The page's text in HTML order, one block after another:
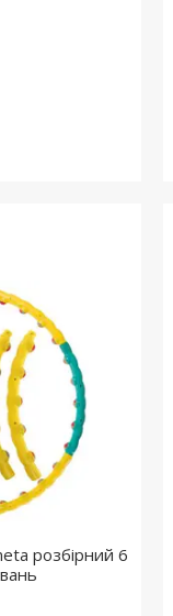
розбірний 6